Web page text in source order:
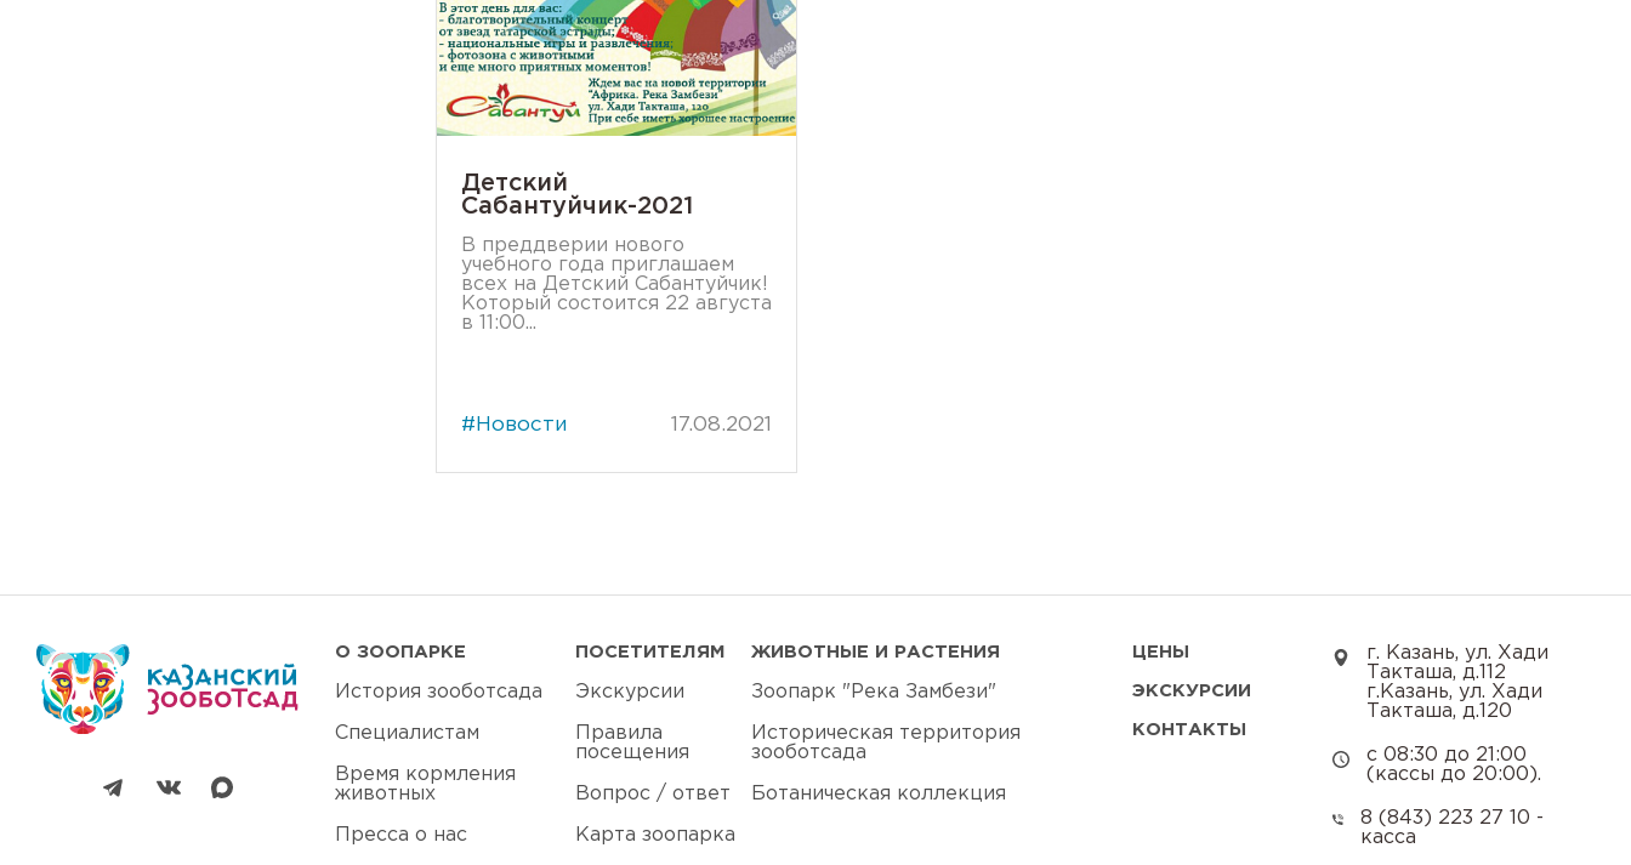
Детский
Сабантуйчик-2021
В преддверии нового
учебного года приглашаем
всех на Детский Сабантуйчик!
Который состоится 22 августа
в 11:00...
#Новости 17.08.2021
О ЗООПАРКЕ
История зооботсада
Специалистам
Время кормления
животных
Пресса о нас
ПОСЕТИТЕЛЯМ
Экскурсии
Правила
посещения
Вопрос / ответ
Карта зоопарка
ЖИВОТНЫЕ И РАСТЕНИЯ
Зоопарк "Река Замбези"
Историческая территория
зооботсада
Ботаническая коллекция
ЦЕНЫ
ЭКСКУРСИИ
КОНТАКТЫ
г. Казань, ул. Хади
Такташа, д.112
г.Казань, ул. Хади
Такташа, д.120
с 08:30 до 21:00
(кассы до 20:00).
8 (843) 223 27 10 -
касса